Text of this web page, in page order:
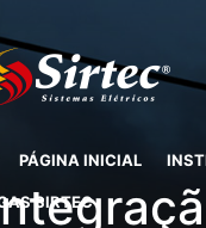
PÁGINA INICIAL
SIRTEC